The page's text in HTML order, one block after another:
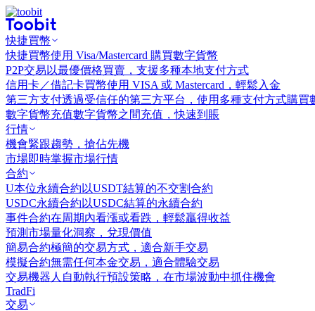
快捷買幣
快捷買幣使用 Visa/Mastercard 購買數字貨幣
P2P交易 以最優價格買賣，支援多種本地支付方式
信用卡／借記卡買幣使用 VISA 或 Mastercard，輕鬆入金
第三方支付透過受信任的第三方平台，使用多種支付方式購買
數字貨幣充值數字貨幣之間充值，快速到賬
行情
機會緊跟趨勢，搶佔先機
市場即時掌握市場行情
合約
U本位永續合約 以USDT結算的不交割合約
USDC永續合約 以USDC結算的永續合約
事件合約在周期內看漲或看跌，輕鬆贏得收益
預測市場量化洞察，兌現價值
簡易合約極簡的交易方式，適合新手交易
模擬合約無需任何本金交易，適合體驗交易
交易機器人 自動執行預設策略，在市場波動中抓住機會
TradFi
交易